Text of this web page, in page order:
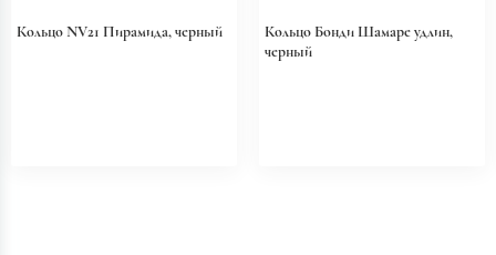
Кольцо NV21 Пирамида, черный
Кольцо Бонди Шамаре удлин,
черный